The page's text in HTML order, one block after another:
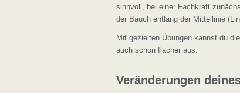
sinnvoll, bei einer Fachkraft
der Bauch entlang der Mittellinie
Mit gezielten Übungen kannst du
auch schon flacher aus.
Veränderungen